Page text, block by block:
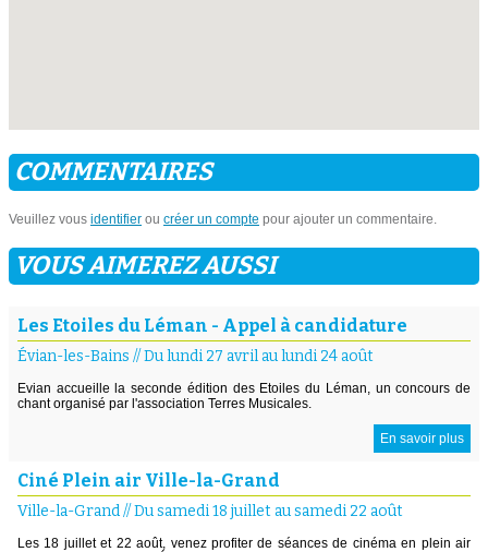
COMMENTAIRES
Veuillez vous identifier ou créer un compte pour ajouter un commentaire.
VOUS AIMEREZ AUSSI
Les Etoiles du Léman - Appel à candidature
Évian-les-Bains //Du lundi 27 avril au lundi 24 août
Evian accueille la seconde édition des Etoiles du Léman, un concours de
chant organisé par l'association Terres Musicales.
En savoir plus
Ciné Plein air Ville-la-Grand
Ville-la-Grand//Du samedi 18 juillet au samedi 22 août
Les 18 juillet et 22 août, venez profiter de séances de cinéma en plein air